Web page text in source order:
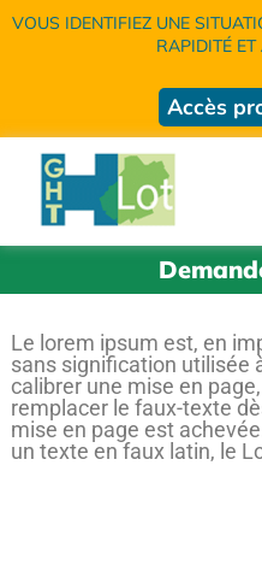
VOUS IDENTIFIEZ UNE
RAPIDITÉ ET
Accès
Le lorem ipsum est, en
sans signification utilisée
calibrer une mise en
remplacer le faux-texte
mise en page est
un texte en faux latin, le